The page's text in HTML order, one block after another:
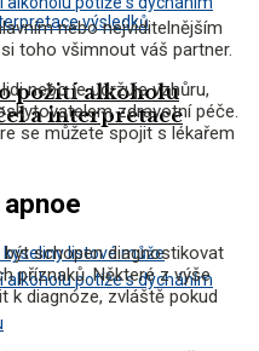
požití alkoholu
a interpretace
nebo nejviditelnějším
toho všimnout váš partner.
nebo je udržuje vzhůru,
zdravotní péče.
se můžete spojit s lékařem
schopen diagnostikovat
příznaků. Některé z výše
k diagnóze, zvláště pokud